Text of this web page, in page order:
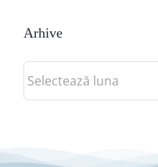
Arhive
Arhive